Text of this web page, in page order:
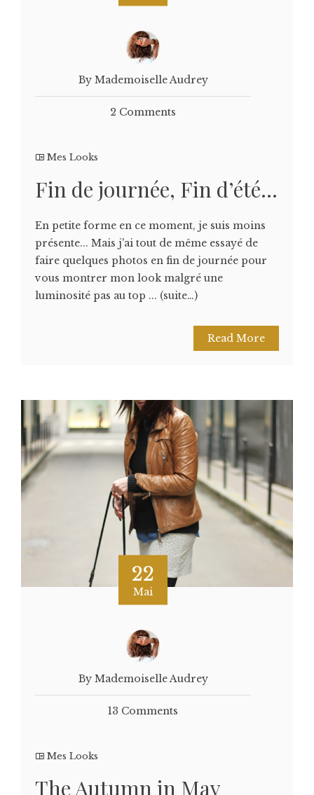
By Mademoiselle Audrey
2 Comments
Mes Looks
Fin de journée, Fin d’été…
En petite forme en ce moment, je suis moins
présente... Mais j'ai tout de même essayé de
faire quelques photos en fin de journée pour
vous montrer mon look malgré une
luminosité pas au top ... (suite…)
Read More
22
Mai
By Mademoiselle Audrey
13 Comments
Mes Looks
The Autumn in May